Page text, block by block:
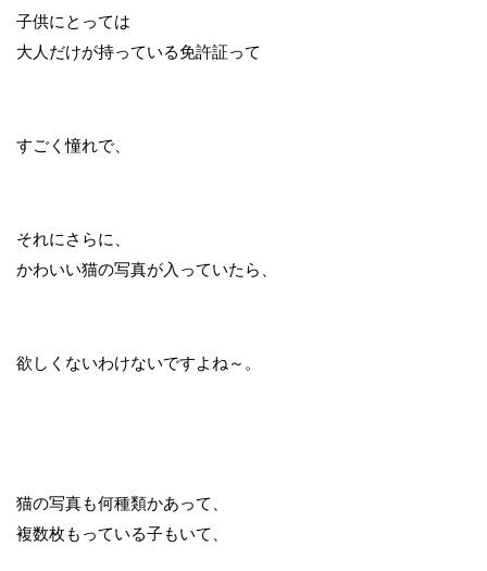
子供にとっては
大人だけが持っている免許証って
すごく憧れで、
それにさらに、
かわいい猫の写真が入っていたら、
欲しくないわけないですよね～。
猫の写真も何種類かあって、
複数枚もっている子もいて、